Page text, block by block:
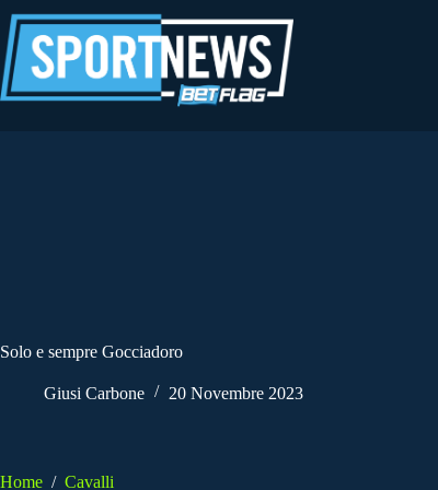
al
contenuto
Solo e sempre Gocciadoro
Giusi Carbone 20 Novembre 2023
Home / Cavalli